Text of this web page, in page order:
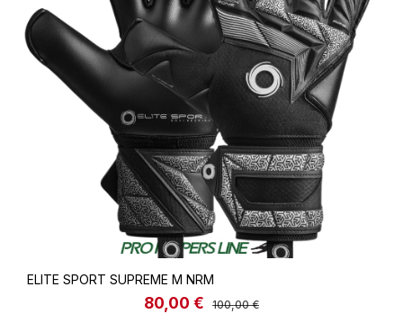
ELITE SPORT SUPREME M NRM
Verkaufspreis:
80,00 € Regulärer Preis:
100,00 €